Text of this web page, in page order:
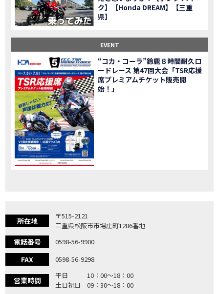
NEW BIKE 「X-ADV」大型クロスオーバーモデル X-ADV をフルモデルチェンジし発売！
NEW BIKE 「CB1000R」のヘッドライト等の外観デザインやカラーリングの変更など熟成を図り発売！
NEW BIKE 「NC750X」大型スポーツモデル NC750X をフルモデルチェンジし発売！
NEW BIKE 「CB1300 SUPER FOUR」「CB1300 SUPER BOL D’OR」ならびに「CB1300 SUPER FOUR SP」「CB1300 SUPER BOL D’OR SP」に先進の電子制御デバイスを採用し発売！
NEW BIKE 大型クルーザーモデル「Rebel 1100」を新発売!!
NEW BIKE よりスポーティーなイメージを強化『CBR650R』を発表!
NEW BIKE Neo Sports Caféシリーズのミドルクラスモデル『CB650R』を発表！
NEW BIKE フルモデルチェンジした 新型「PCX」「PCX160」「PCX e:HEV」を発表!
NEWS 国内販売を予定するグローバルモデルがHondaバイクWebサイトで公開されました！
NEW BIKE 「CRF250L」「CRF250 RALLY」をフルモデルチェンジし発表！
ク】【Honda DREAM】【三重
県】
EVENT
“コカ・コーラ”鈴鹿８時間耐久ロ
ードレース 第47回大会「TSR応援
席プレミアムチケット販売開
始！」
所在地
〒515-2121
三重県松阪市市場庄町1286番地
電話番号 0598-56-9900
FAX 0598-56-9298
営業時間
平日 10：00〜18：00
土日祝日 09：30〜18：00